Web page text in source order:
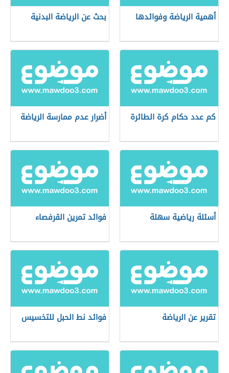
أهمية الرياضة وفوائدها بحث عن الرياضة البدنية
كم عدد حكام كرة الطائرة أضرار عدم ممارسة الرياضة
أسئلة رياضية سهلة فوائد تمرين القرفصاء
تقرير عن الرياضة فوائد نط الحبل للتخسيس